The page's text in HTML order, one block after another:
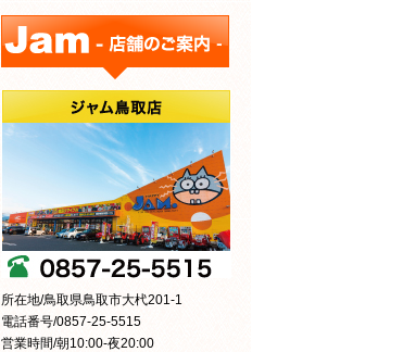
所在地/鳥取県鳥取市大杙201-1
電話番号/0857-25-5515
営業時間/朝10:00-夜20:00